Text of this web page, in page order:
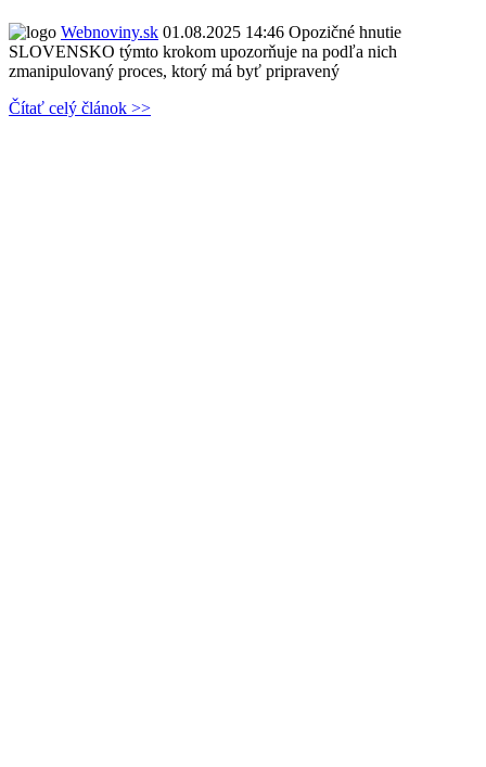
Webnoviny.sk 01.08.2025 14:46 Opozičné hnutie
SLOVENSKO týmto krokom upozorňuje na podľa nich
zmanipulovaný proces, ktorý má byť pripravený
Čítať celý článok >>